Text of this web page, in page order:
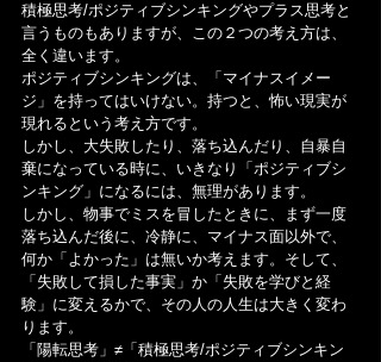
積極思考/ポジティブシンキングやプラス思考と
言うものもありますが、この２つの考え方は、
全く違います。
ポジティブシンキングは、「マイナスイメー
ジ」を持ってはいけない。持つと、怖い現実が
現れるという考え方です。
しかし、大失敗したり、落ち込んだり、自暴自
棄になっている時に、いきなり「ポジティブシ
ンキング」になるには、無理があります。
しかし、物事でミスを冒したときに、まず一度
落ち込んだ後に、冷静に、マイナス面以外で、
何か「よかった」は無いか考えます。そして、
「失敗して損した事実」か「失敗を学びと経
験」に変えるかで、その人の人生は大きく変わ
ります。
「陽転思考」≠「積極思考/ポジティブシンキン